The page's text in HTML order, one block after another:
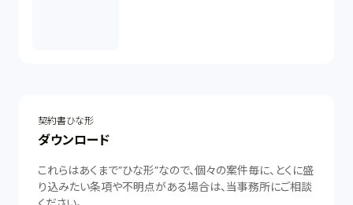
契約書ひな形
ダウンロード
これらはあくまで”ひな形”なので、個々の案件毎に、とくに盛
り込みたい条項や不明点がある場合は、当事務所にご相談